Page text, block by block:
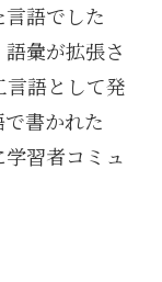
語でした
彙が拡張さ
語として発
書かれた
学習者コミュ